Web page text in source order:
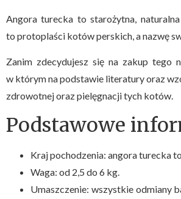
Angora turecka to starożytna,
to protoplaści kotów perskich, a nazwę
Zanim zdecydujesz się na zakup tego
w którym na podstawie literatury oraz
zdrowotnej oraz pielęgnacji tych kotów.
Podstawowe
Kraj pochodzenia: angora turecka
Waga: od 2,5 do 6 kg.
Umaszczenie: wszystkie odmiany